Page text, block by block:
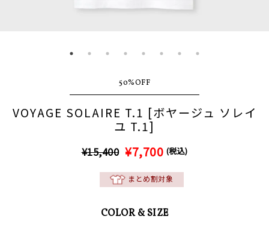
50%OFF
VOYAGE SOLAIRE T.1 [ボヤージュ ソレイ
ユ T.1]
¥15,400 ¥7,700 (税込)
まとめ割対象
COLOR & SIZE